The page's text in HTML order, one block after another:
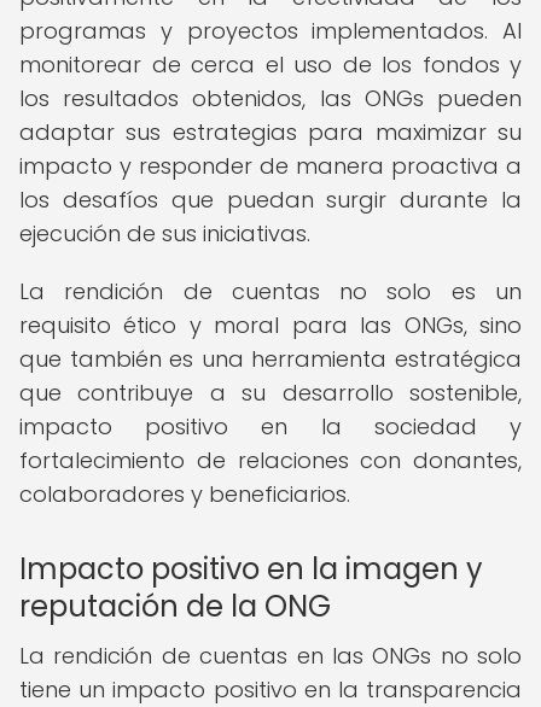
programas y proyectos implementados. Al
monitorear de cerca el uso de los fondos y
los resultados obtenidos, las ONGs pueden
adaptar sus estrategias para maximizar su
impacto y responder de manera proactiva a
los desafíos que puedan surgir durante la
ejecución de sus iniciativas.
La rendición de cuentas no solo es un
requisito ético y moral para las ONGs, sino
que también es una herramienta estratégica
que contribuye a su desarrollo sostenible,
impacto positivo en la sociedad y
fortalecimiento de relaciones con donantes,
colaboradores y beneficiarios.
Impacto positivo en la imagen y
reputación de la ONG
La rendición de cuentas en las ONGs no solo
tiene un impacto positivo en la transparencia